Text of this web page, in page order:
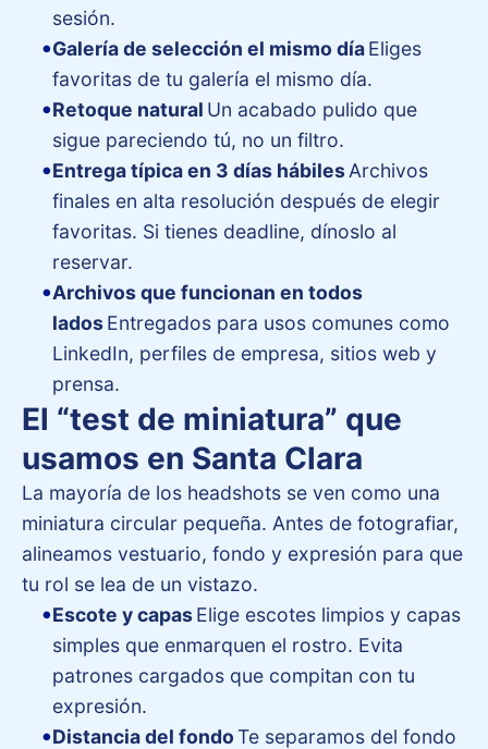
sesión.
Galería de selección el mismo día Eliges
favoritas de tu galería el mismo día.
Retoque natural Un acabado pulido que
sigue pareciendo tú, no un filtro.
Entrega típica en 3 días hábiles Archivos
finales en alta resolución después de elegir
favoritas. Si tienes deadline, dínoslo al
reservar.
Archivos que funcionan en todos
lados Entregados para usos comunes como
LinkedIn, perfiles de empresa, sitios web y
prensa.
El “test de miniatura” que
usamos en Santa Clara
La mayoría de los headshots se ven como una
miniatura circular pequeña. Antes de fotografiar,
alineamos vestuario, fondo y expresión para que
tu rol se lea de un vistazo.
Escote y capas Elige escotes limpios y capas
simples que enmarquen el rostro. Evita
patrones cargados que compitan con tu
expresión.
Distancia del fondoTe separamos del fondo